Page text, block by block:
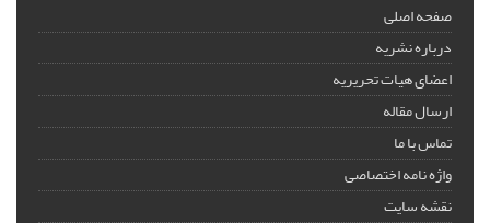
صفحه اصلی
درباره نشریه
اعضای هیات تحریریه
ارسال مقاله
تماس با ما
واژه نامه اختصاصی
نقشه سایت